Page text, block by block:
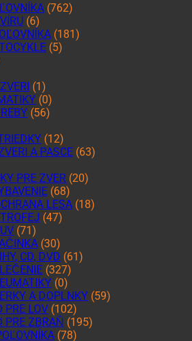
(762)
(6)
(181)
(5)
(1)
(0)
(56)
(12)
A PASCE (63)
PRE ZVER (20)
(68)
LESA (18)
(47)
(71)
(30)
CD, DVD (61)
(327)
(0)
A DOPLNKY (59)
PRE LOV (102)
PRE ZBRAŇ (195)
(78)